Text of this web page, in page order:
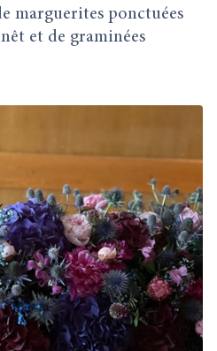
marguerites ponctuées
et de graminées